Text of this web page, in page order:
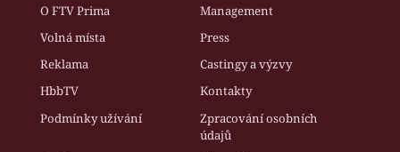
O FTV Prima
Management
Volná místa
Press
Reklama
Castingy a výzvy
HbbTV
Kontakty
Podmínky užívání
Zpracování osobních
údajů